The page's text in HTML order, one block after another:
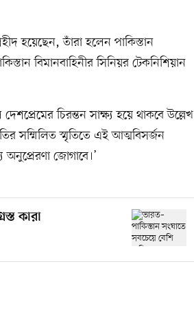
হয়েছেন, তাঁরা হলেন পাকিস্তান
বিমানবাহিনীর সিনিয়র টেকনিশিয়ান
চিরন্তন সাক্ষ্য হয়ে থাকবে উল্লেখ
সম্মিলিত স্মৃতিতে এই আত্মবিসর্জন
জোগাবে।’
কারা